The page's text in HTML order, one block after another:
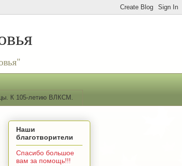
К 105-летию ВЛКСМ.
Наши
благотворители
Спасибо большое
вам за помощь!!!